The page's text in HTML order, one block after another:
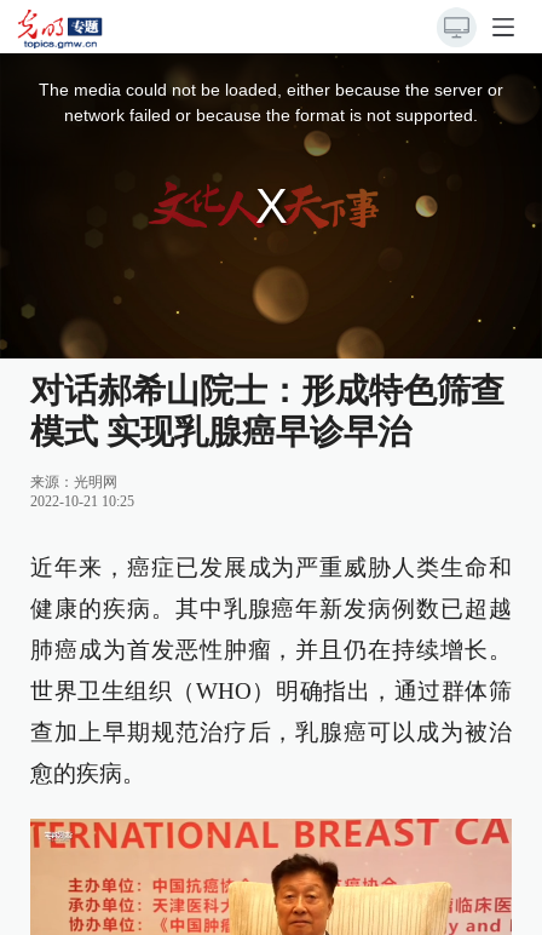
The media could not be loaded, either because the server or
network failed or because the format is not supported.
对话郝希山院士：形成特色筛查
模式 实现乳腺癌早诊早治
来源： 光明网
2022-10-21 10:25
近年来，癌症已发展成为严重威胁人类生命和
健康的疾病。其中乳腺癌年新发病例数已超越
肺癌成为首发恶性肿瘤，并且仍在持续增长。
世界卫生组织（WHO）明确指出，通过群体筛
查加上早期规范治疗后，乳腺癌可以成为被治
愈的疾病。